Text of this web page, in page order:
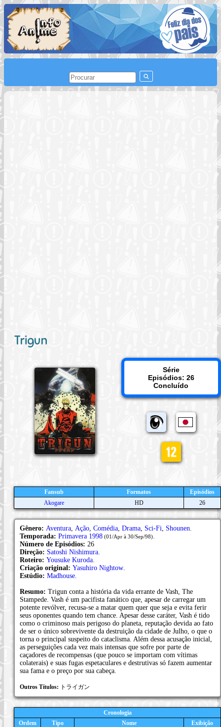
Trigun
Série
Episódios: 26
Concluído
Fansub Formatos
Episódios
Akogare
HD 26
Gênero: Aventura Ação Comédia Drama Sci-Fi Shounen
Temporada: Primavera 1998 (01/Apr à 30/Sep/98)
Número de Episódios: 26
Direção: Satoshi Nishimura
Roteiro: Yousuke Kuroda
Criação original: Yasuhiro Nightow
Estúdio: Madhouse
Resumo: Trigun conta a história da vida errante de Vash, The
Stampede. Vash é um pacifista fanático que, apesar de carregar um
potente revólver, recusa-se a matar quem quer que seja e evita ferir
seus oponentes quando tem chance. Apesar desse caráter, Vash é tido
como o criminoso mais perigoso do planeta, reputação devida ao fato
de ser o único sobrevivente da destruição da cidade de Julho, o que o
torna o principal suspeito do cataclisma. Além dessa acusação inicial,
as perseguições cada vez mais intensas que sofre por parte de
caçadores de recompensas (que pouco se importam com vítimas
colaterais) e suas fugas espetaculares e destrutivas só fazem aumentar
sua fama e o preço por sua cabeça.
Outros Títulos: トライガン
Cronologia
Ordem
Tipo Nome Exibição